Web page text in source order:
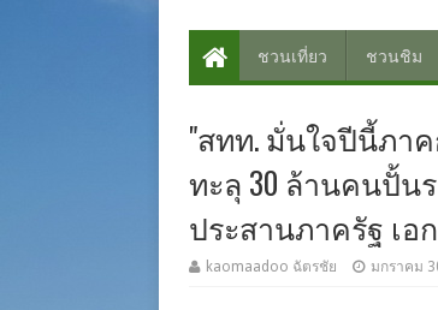
ชวนเที่ยว ชวนชิม
"สทท. มั่นใจปีนี้ภา
ทะลุ 30 ล้านคนปั้น
ประสานภาครัฐ เอ
kaomaadoo ฉัตรชัย มกราคม